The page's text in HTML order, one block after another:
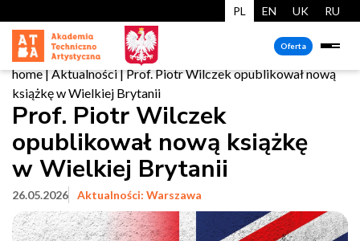
PL EN UK RU
Oferta
home|Aktualności|Prof. Piotr Wilczek opublikował nową
książkę w Wielkiej Brytanii
Prof. Piotr Wilczek
opublikował nową książkę
w Wielkiej Brytanii
26.05.2026 Aktualności: Warszawa